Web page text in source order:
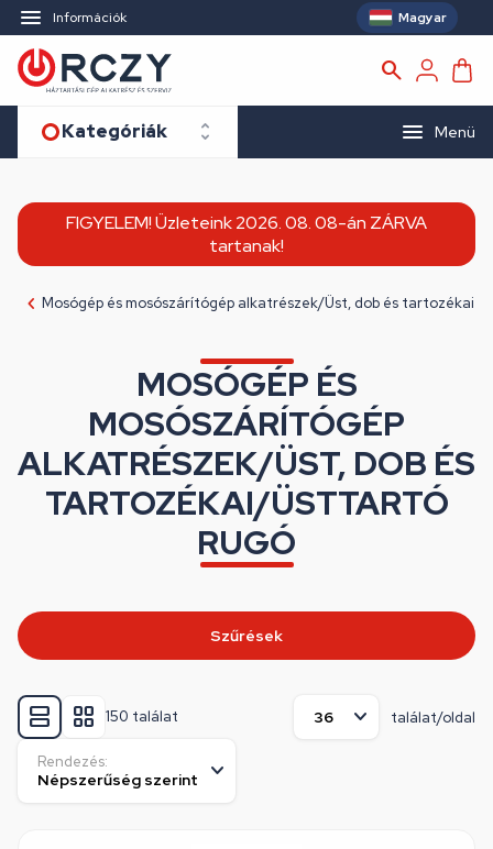
Információk Magyar
Kategóriák Menü
FIGYELEM! Üzleteink 2026. 08. 08-án ZÁRVA
tartanak!
Mosógép és mosószárítógép alkatrészek/Üst, dob és tartozékai
MOSÓGÉP ÉS
MOSÓSZÁRÍTÓGÉP
ALKATRÉSZEK/ÜST, DOB ÉS
TARTOZÉKAI/ÜSTTARTÓ
RUGÓ
150 találat találat/oldal
Rendezés:
Szűrések